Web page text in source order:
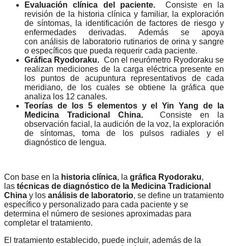
Evaluación clínica del paciente.Consiste en la
revisión de la historia clínica y familiar, la exploración
de síntomas, la identificación de factores de riesgo y
enfermedades derivadas. Además se apoya
con análisis de laboratorio rutinarios de orina y sangre
o específicos que pueda requerir cada paciente.
Gráfica Ryodoraku. Con el neurómetro Ryodoraku se
realizan mediciones de la carga eléctrica presente en
los puntos de acupuntura representativos de cada
meridiano, de los cuales se obtiene la gráfica que
analiza los 12 canales.
Teorías de los 5 elementos y el Yin Yang de la
Medicina Tradicional China. Consiste en la
observación facial, la audición de la voz, la exploración
de síntomas, toma de los pulsos radiales y el
diagnóstico de lengua.
Con base en la historia clínica, la gráfica Ryodoraku,
las técnicas de diagnóstico de la Medicina Tradicional
China y los análisis de laboratorio, se define un tratamiento
específico y personalizado para cada paciente y se
determina el número de sesiones aproximadas para
completar el tratamiento.
El tratamiento establecido, puede incluir, además de la